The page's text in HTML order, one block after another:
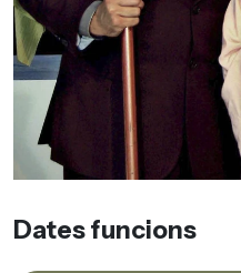
Dates funcions